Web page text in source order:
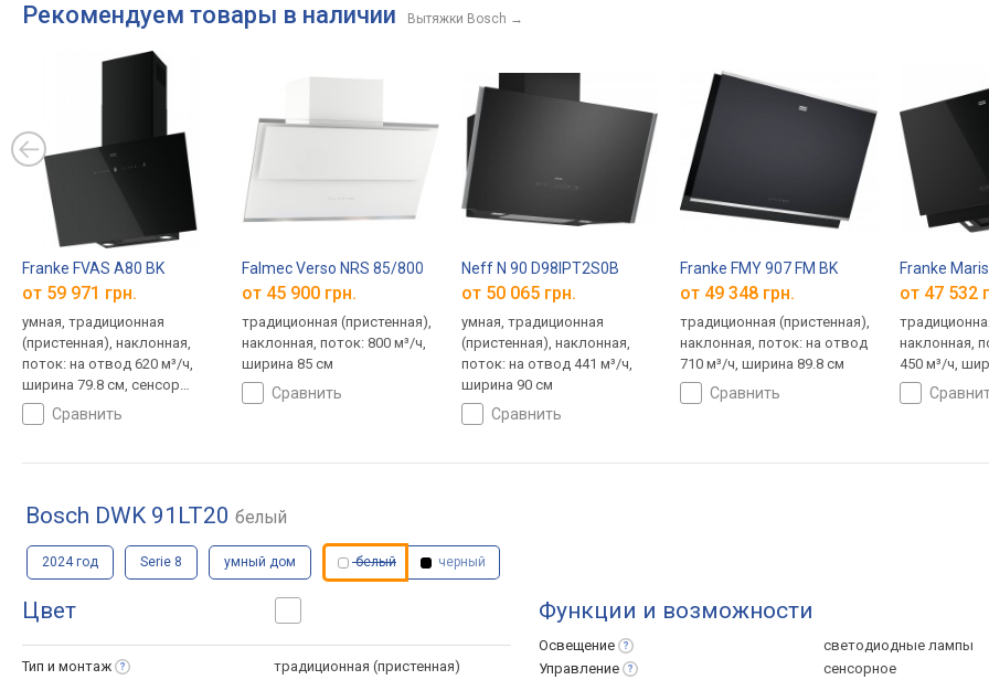
Рекомендуем товары в наличии Вытяжки Bosch →
Franke FVAS A80 BK
от 59 971 грн.
умная, традиционная
(пристенная), наклонная,
поток: на отвод 620 м³/ч,
ширина 79.8 см, сенсор
дымасравнить
Falmec Verso NRS 85/800
от 45 900 грн.
традиционная (пристенная),
наклонная, поток: 800 м³/ч,
ширина 85 см
сравнить
Neff N 90 D98IPT2S0B
от 50 065 грн.
умная, традиционная
(пристенная), наклонная,
поток: на отвод 441 м³/ч,
ширина 90 см
сравнить
Franke FMY 907 FM BK
от 49 348 грн.
традиционная (пристенная),
наклонная, поток: на отвод
710 м³/ч, ширина 89.8 см
сравнить
Franke
от 47 532
наклонная,
450 м³/ч,
Bosch DWK 91LT20 белый
2024 год Serie 8 умный дом белый черный
Цвет
Тип и монтаж
традиционная (пристенная)
Функции и возможности
Освещение
светодиодные лампы
Управление
сенсорное